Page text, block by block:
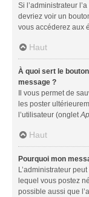
Si l’administrateur
devriez voir un
vous accéderez aux
Haut
À quoi sert le
message ?
Il vous permet de
les poster
l’utilisateur (onglet
Haut
Pourquoi mon
L’administrateur
lequel vous postez
possible aussi que